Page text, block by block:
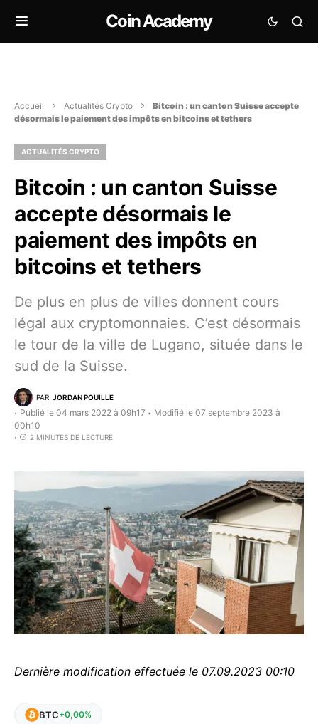
Coin Academy
Accueil Actualités Crypto
Bitcoin : un canton Suisse accepte
désormais le paiement des impôts en bitcoins et tethers
ACTUALITÉS CRYPTO
Bitcoin : un canton Suisse
accepte désormais le
paiement des impôts en
bitcoins et tethers
De plus en plus de villes donnent cours
légal aux cryptomonnaies. C’est désormais
le tour de la ville de Lugano, située dans le
sud de la Suisse.
PAR JORDAN POUILLE
Publié le 04 mars 2022 à 09h17 • Modifié le 07 septembre 2023 à
00h10
2 MINUTES DE LECTURE
Dernière modification effectuée le 07.09.2023 00:10
BTC+0,00%